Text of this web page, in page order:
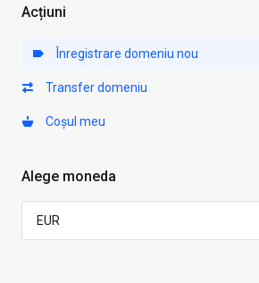
Acțiuni
Înregistrare domeniu nou
Transfer domeniu
Coșul meu
Alege moneda